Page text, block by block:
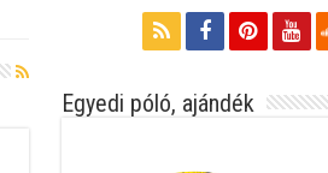
Egyedi póló, ajándék